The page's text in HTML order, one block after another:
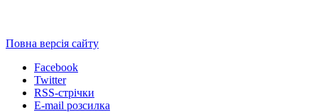
Повна версія сайту
Facebook
Twitter
RSS-стрічки
E-mail розсилка